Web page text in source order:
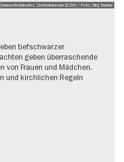
Zentralmuseum (DZM) / Foto: Oleg Kuchar
tiefschwarzer
geben überraschende
von Frauen und Mädchen.
und kirchlichen Regeln